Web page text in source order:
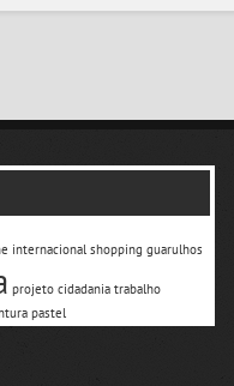
internacional shopping guarulhos
projeto cidadania trabalho
pastel